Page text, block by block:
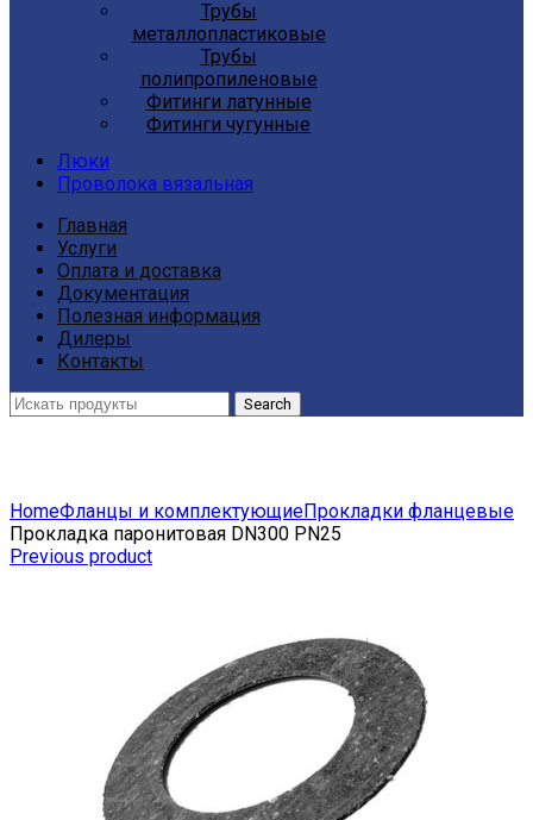
Трубы
металлопластиковые
Трубы
полипропиленовые
Фитинги латунные
Фитинги чугунные
Люки
Проволока вязальная
Главная
Услуги
Оплата и доставка
Документация
Полезная информация
Дилеры
Контакты
Search
HomeФланцы и комплектующиеПрокладки фланцевые
Прокладка паронитовая DN300 РN25
Previous product